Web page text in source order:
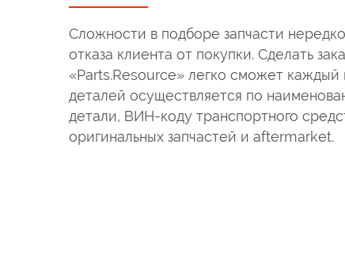
Сложности в подборе запчасти
отказа клиента от покупки. Сделать
«Parts.Resource» легко сможет каждый
деталей осуществляется по
детали, ВИН-коду транспортного
оригинальных запчастей и aftermarket.